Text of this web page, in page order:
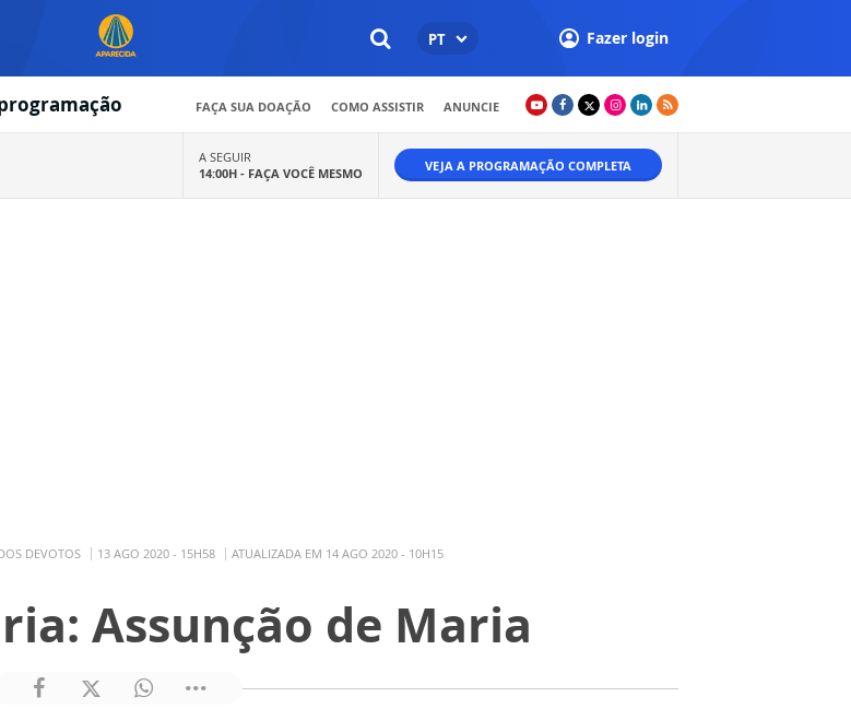
PT Fazer login
FAÇA SUA DOAÇÃO COMO ASSISTIR ANUNCIE
A SEGUIR
14:00H - FAÇA VOCÊ MESMO VEJA A PROGRAMAÇÃO COMPLETA
DEVOTOS 13 AGO 2020 - 15H58 ATUALIZADA EM 14 AGO 2020 - 10H15
Assunção de Maria